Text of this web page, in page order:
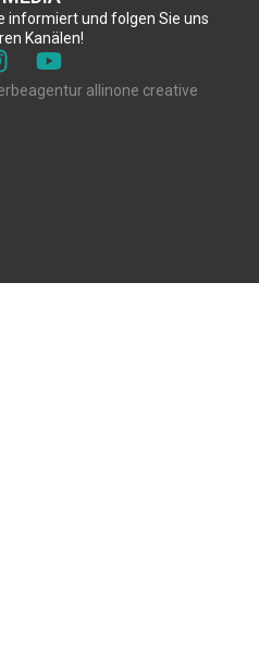
informiert und folgen Sie uns
Kanälen!
allinone creative